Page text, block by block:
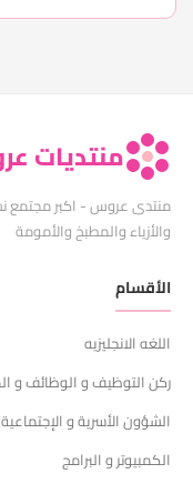
منتديات
منتدى عروس - اكبر مجتمع
والأزياء والمطبخ والأمومة
الأقسام
اللغه الانجليزيه
ركن التوظيف و الوظائف و
الشؤون الأسرية و
الكمبيوتر و البرامج